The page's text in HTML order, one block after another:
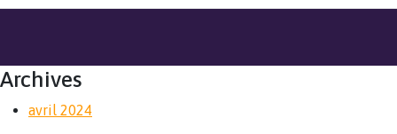
Archives
avril 2024